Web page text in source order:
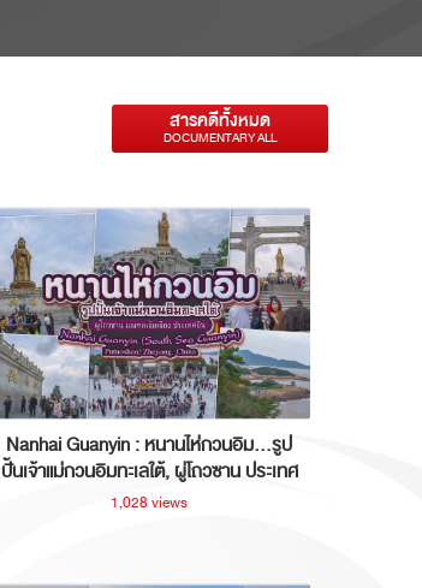
สารคดีทั้งหมด
DOCUMENTARY ALL
Nanhai Guanyin : หนานไห่กวนอิม...รูป
ปั้นเจ้าแม่กวนอิมทะเลใต้, ผู่โถวซาน ประเทศ
จีน
1,028 views